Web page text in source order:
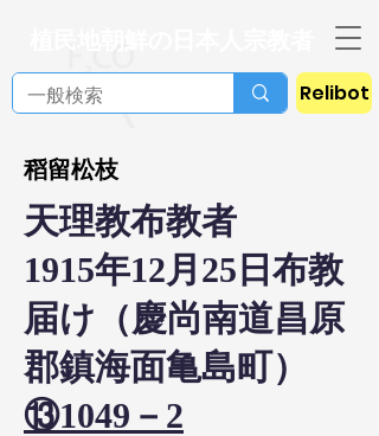
Relibot
稻留松枝
天理教布教者
1915年12月25日布教
届け（慶尚南道昌原
郡鎮海面亀島町）
⑬1049－2